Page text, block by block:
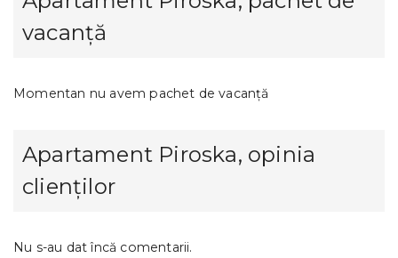
vacanță
Momentan nu avem pachet de vacanță
Apartament Piroska, opinia
clienților
Nu s-au dat încă comentarii.